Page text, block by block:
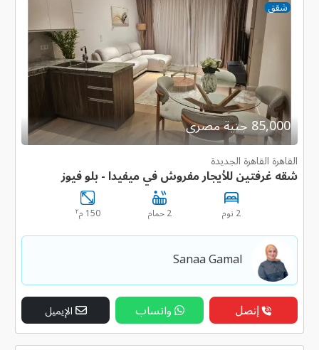
شقق
85,000 جنية مصرى
القاهرة القاهرة الجديدة
شقه غرفتين للأيجار مفروش في ميفيدا - بلو فيوز
2 نوم 2 حمام 150 م ٢
Sanaa Gamal
إتصل واتساب الإيميل